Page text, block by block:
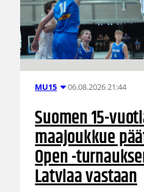
MU15 06.08.2026 21:44
Suomen 15-
maajoukkue
Open -
Latviaa vastaan